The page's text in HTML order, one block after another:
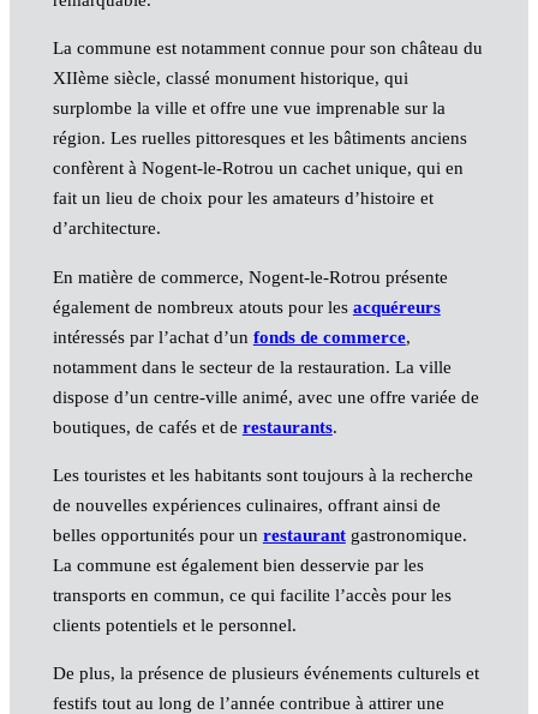
La commune est notamment connue pour son château du
XIIème siècle, classé monument historique, qui
surplombe la ville et offre une vue imprenable sur la
région. Les ruelles pittoresques et les bâtiments anciens
confèrent à Nogent-le-Rotrou un cachet unique, qui en
fait un lieu de choix pour les amateurs d’histoire et
d’architecture.
En matière de commerce, Nogent-le-Rotrou présente
également de nombreux atouts pour les acquéreurs
intéressés par l’achat d’un fonds de commerce,
notamment dans le secteur de la restauration. La ville
dispose d’un centre-ville animé, avec une offre variée de
boutiques, de cafés et de restaurants.
Les touristes et les habitants sont toujours à la recherche
de nouvelles expériences culinaires, offrant ainsi de
belles opportunités pour un restaurantgastronomique.
La commune est également bien desservie par les
transports en commun, ce qui facilite l’accès pour les
clients potentiels et le personnel.
De plus, la présence de plusieurs événements culturels et
festifs tout au long de l’année contribue à attirer une